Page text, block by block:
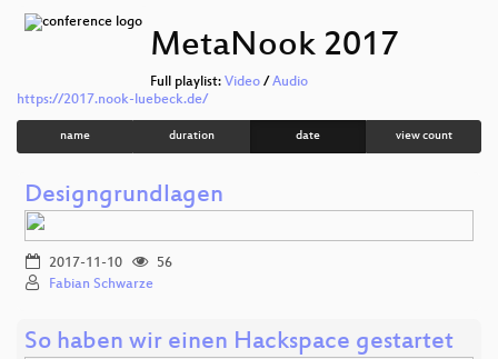
MetaNook 2017
Full playlist: Video / Audio
https://2017.nook-luebeck.de/
name duration date view count
Designgrundlagen
2017-11-10
56
Fabian Schwarze
So haben wir einen Hackspace gestartet